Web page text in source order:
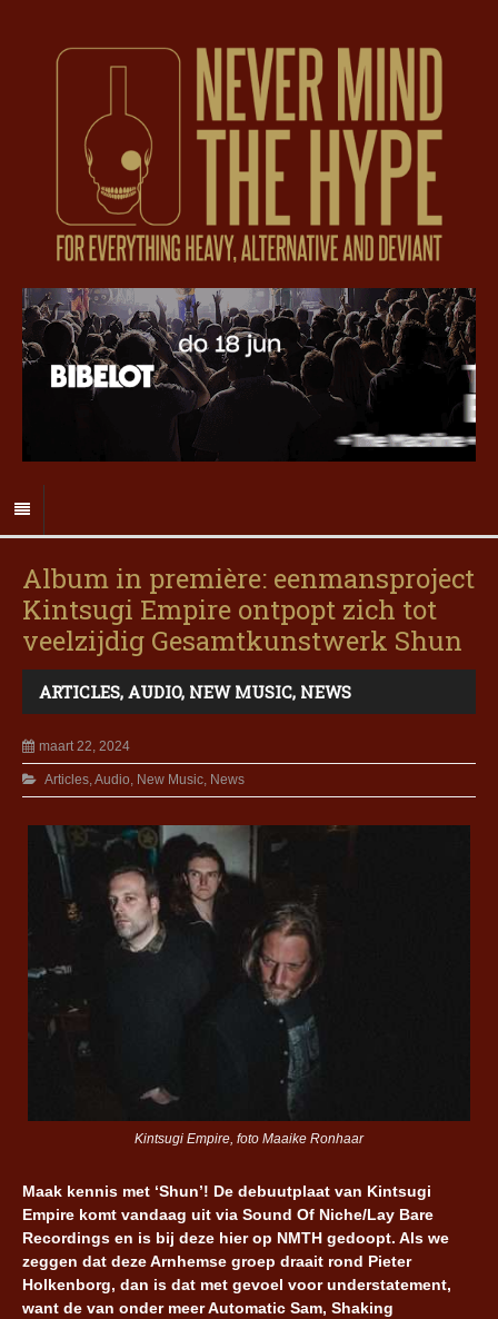
Album in première: eenmansproject
Kintsugi Empire ontpopt zich tot
veelzijdig Gesamtkunstwerk Shun
ARTICLES, AUDIO, NEW MUSIC, NEWS
maart 22, 2024
Articles,Audio, New Music, News
Kintsugi Empire, foto Maaike Ronhaar
Maak kennis met ‘Shun’! De debuutplaat van Kintsugi
Empire komt vandaag uit via Sound Of Niche/Lay Bare
Recordings en is bij deze hier op NMTH gedoopt. Als we
zeggen dat deze Arnhemse groep draait rond Pieter
Holkenborg, dan is dat met gevoel voor understatement,
want de van onder meer Automatic Sam, Shaking